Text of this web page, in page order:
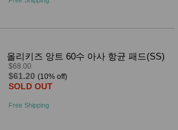
올리키즈 앙트 60수 아사 항균 패드(SS)
$68.00
$61.20 (10% off)
SOLD OUT
Free Shipping